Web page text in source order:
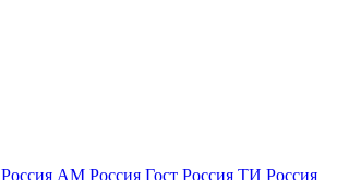
Россия АМ Россия Гост Россия ТИ Россия